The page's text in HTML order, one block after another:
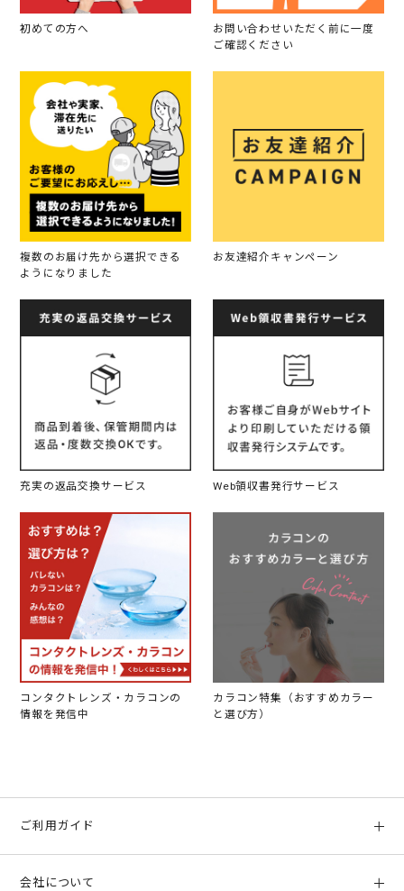
初めての方へ
お問い合わせいただく前に一度
ご確認ください
複数のお届け先から選択できる
ようになりました
お友達紹介キャンペーン
充実の返品交換サービス Web領収書発行サービス
コンタクトレンズ・カラコンの
情報を発信中
カラコン特集（おすすめカラー
と選び方）
ご利用ガイド
会社について